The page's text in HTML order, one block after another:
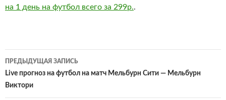
на 1 день на футбол всего за 299р..
Навигация
по
записям
ПРЕДЫДУЩАЯ ЗАПИСЬ
Live прогноз на футбол на матч Мельбурн Сити — Мельбурн
Виктори